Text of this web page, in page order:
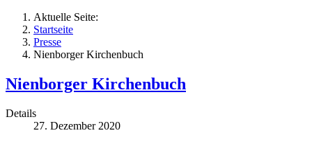
Aktuelle Seite:
Startseite
Presse
Nienborger Kirchenbuch
Nienborger Kirchenbuch
Details
27. Dezember 2020